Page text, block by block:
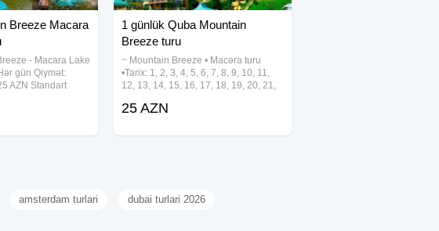
Breeze Macara
- Macara Lake
gün Qiymət:
AZN Standart
Ekskursiyalar •
1 günlük Quba Mountain
Breeze turu
~ Mountain Breeze • Macəra turu
•Tarix: 1, 2, 3, 4, 5, 6, 7, 8, 9, 10, 11,
12, 13, 14, 15, 16, 17, 18, 19, 20, 21,
Avqust •Qiymət: •Ekonom paket: 25
25 AZN
amsterdam turlari dubai turlari 2026